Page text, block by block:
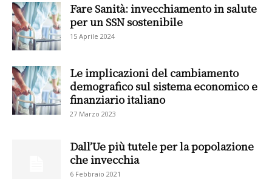
Fare Sanità: invecchiamento in salute
per un SSN sostenibile
15 Aprile 2024
Le implicazioni del cambiamento
demografico sul sistema economico e
finanziario italiano
27 Marzo 2023
Dall’Ue più tutele per la popolazione
che invecchia
6 Febbraio 2021